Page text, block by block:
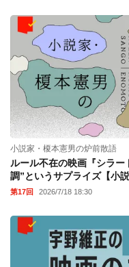
小説家・榎本憲男の炉前散語
ルール不在の映画『シラ
調”というサプライズ【小
第17回 2026/7/18 18:30